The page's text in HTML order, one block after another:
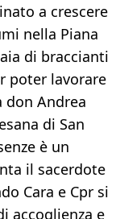
a crescere
nella Piana
di braccianti
poter lavorare
Andrea
di San
è un
il sacerdote
Cara e Cpr si
accoglienza e